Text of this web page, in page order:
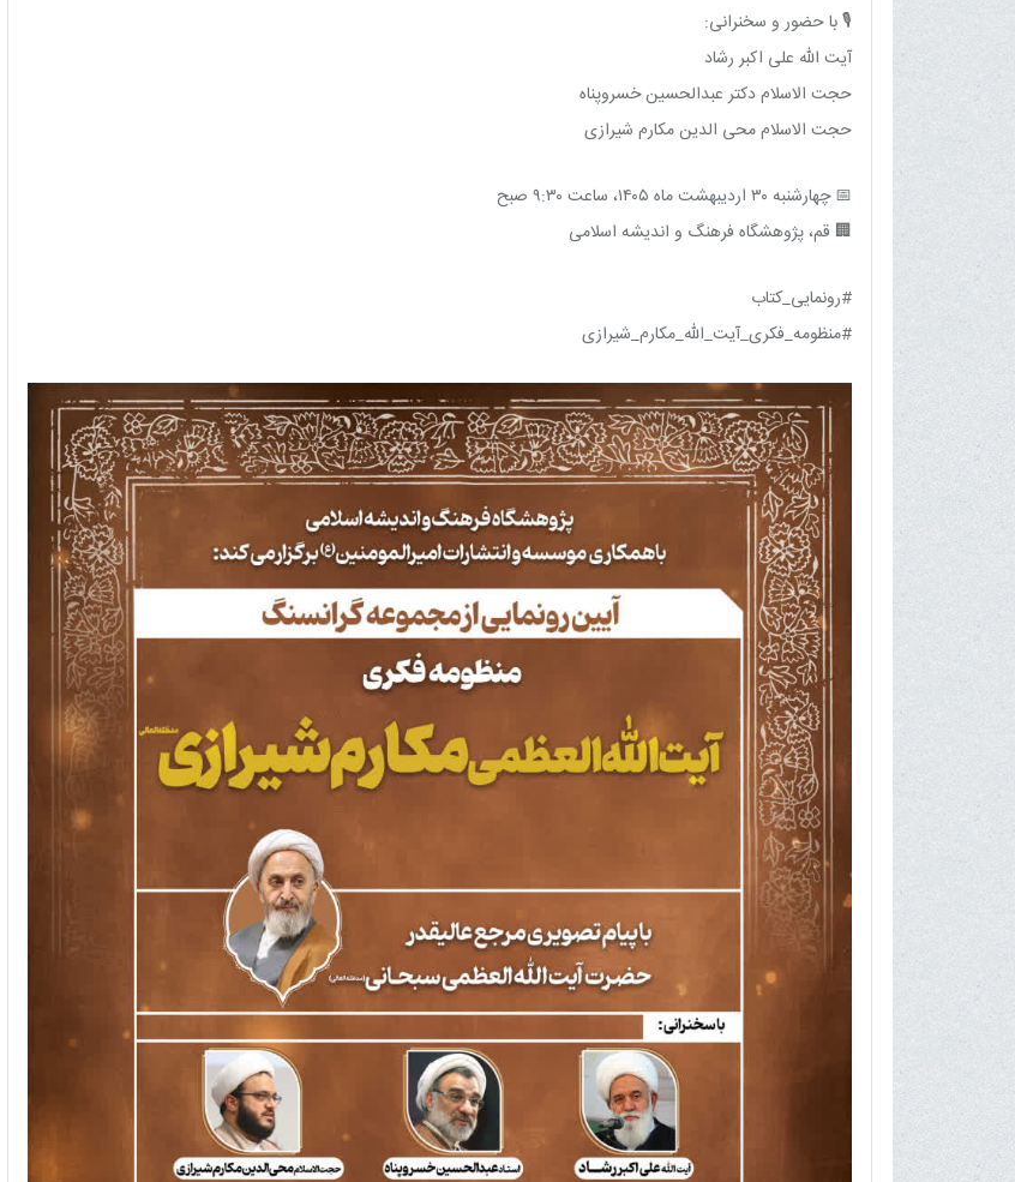
🎙 با حضور و سخنرانی:
آیت الله علی اکبر رشاد
حجت الاسلام دکتر عبدالحسین خسروپناه
حجت الاسلام محی الدین مکارم شیرازی
📅 چهارشنبه ۳۰ اردیبهشت ماه ۱۴۰۵، ساعت ۹:۳۰ صبح
🏢 قم، پژوهشگاه فرهنگ و اندیشه اسلامی
#رونمایی_کتاب
#منظومه_فکری_آیت_الله_مکارم_شیرازی